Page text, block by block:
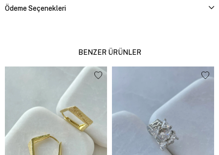
Ödeme Seçenekleri
BENZER ÜRÜNLER